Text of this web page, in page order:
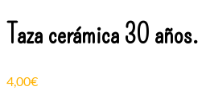
Taza cerámica 30 años.
4,00€